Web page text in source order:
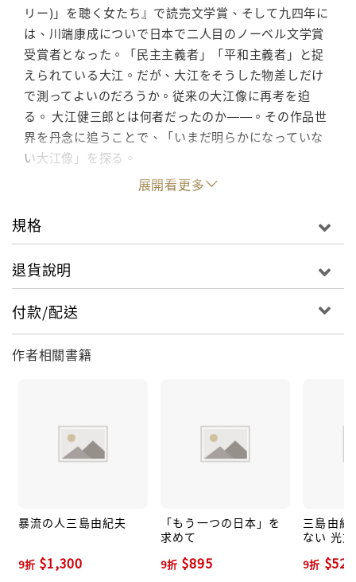
リー)」を聴く女たち』で読売文学賞、そして九四年に
は、川端康成についで日本で二人目のノーベル文学賞
受賞者となった。「民主主義者」「平和主義者」と捉
えられている大江。だが、大江をそうした物差しだけ
で測ってよいのだろうか。従来の大江像に再考を迫
る。 大江健三郎とは何者だったのか――。その作品世
界を丹念に追うことで、「いまだ明らかになっていな
い大江像」を探る。
展開看更多
規格
退貨說明
付款/配送
作者相關書籍
暴流の人三島由紀夫
9折 $1,300
「もう一つの日本」を
求めて
9折 $895
三島由紀
ない 光
9折 $522